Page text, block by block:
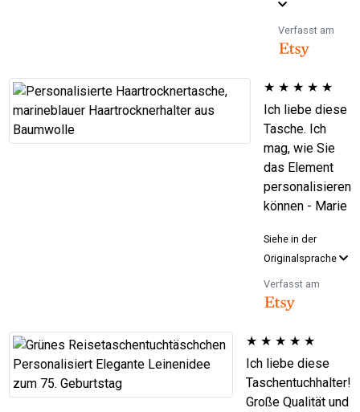
Verfasst am
★ ★ ★ ★ ★
Ich liebe diese
Tasche. Ich
mag, wie Sie
das Element
personalisieren
können - Marie
Siehe in der
Originalsprache
Verfasst am
★ ★ ★ ★ ★
Ich liebe diese
Taschentuchhalter!
Große Qualität und